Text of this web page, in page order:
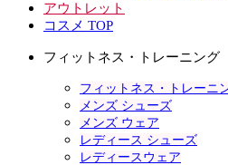
アウトレット
コスメ TOP
フィットネス・トレーニング
フィットネス・トレーニ
メンズ シューズ
メンズ ウェア
レディース シューズ
レディースウェア